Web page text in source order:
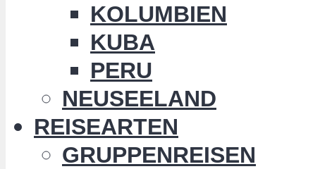
KOLUMBIEN
KUBA
PERU
NEUSEELAND
REISEARTEN
GRUPPENREISEN